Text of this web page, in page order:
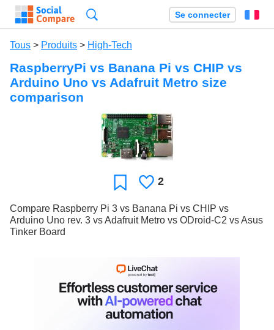
Se connecter
Tous > Produits > High-Tech
RaspberryPi vs Banana Pi vs CHIP vs
Arduino Uno vs Adafruit Metro size
comparison
Favori J'aime
2
Compare Raspberry Pi 3 vs Banana Pi vs CHIP vs
Arduino Uno rev. 3 vs Adafruit Metro vs ODroid-C2 vs Asus
Tinker Board